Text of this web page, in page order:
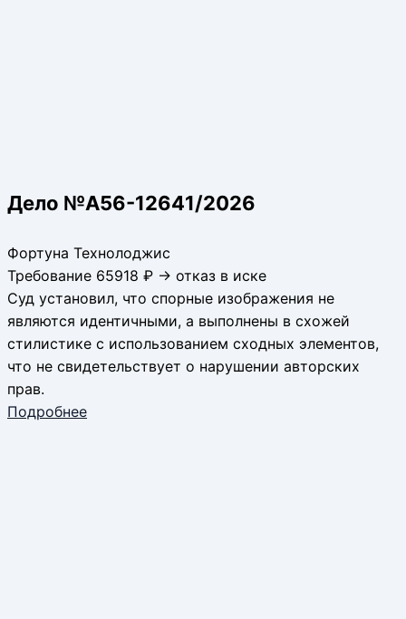
Дело №А56-12641/2026
Фортуна Технолоджис
Требование 65918 ₽ → отказ в иске
Суд установил, что спорные изображения не
являются идентичными, а выполнены в схожей
стилистике с использованием сходных элементов,
что не свидетельствует о нарушении авторских
прав.
Подробнее